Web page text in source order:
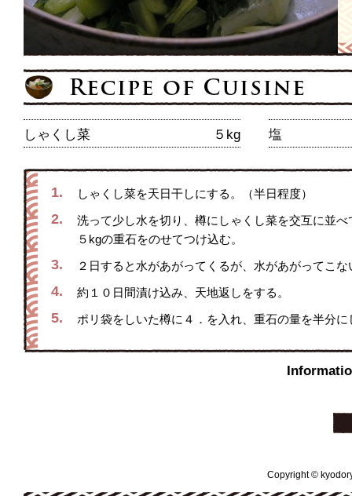
しゃくし菜 ５kg 塩
1. しゃくし菜を天日干しにする。（半日程度）
2.
洗って少し水を切り、樽にしゃくし菜を交互に並べ
５kgの重石をのせてつけ込む。
3. ２日すると水があがってくるが、水があがってこ
4. 約１０日間漬け込み、天地返しをする。
5. ポリ袋をしいた樽に４．を入れ、重石の量を半分
Copyright ©